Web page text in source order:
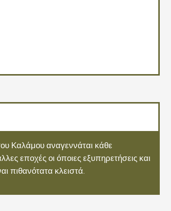
Καλάμου αναγεννάται κάθε
εποχές οι όποιες εξυπηρετήσεις και
πιθανότατα κλειστά.